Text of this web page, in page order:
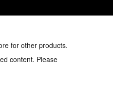
for other products.
content. Please